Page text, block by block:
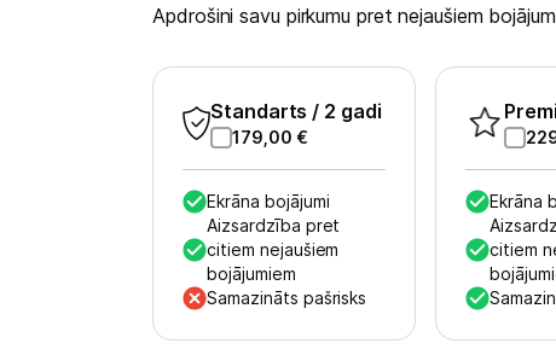
Telefoni, planšetdatori
Apdrošini savu pirkumu pret nejaušiem
Standarts / 2 gadi
179,00 €
Ekrāna bojājumi
Aizsardzība pret
citiem nejaušiem
bojājumiem
Samazināts pašrisks
Ekrāna
citiem